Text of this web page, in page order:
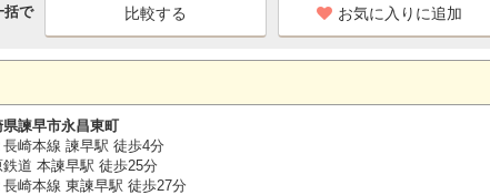
括で お気に入りに追加
県諫早市永昌東町
長崎本線 諫早駅 徒歩4分
鉄道 本諫早駅 徒歩25分
長崎本線 東諫早駅 徒歩27分